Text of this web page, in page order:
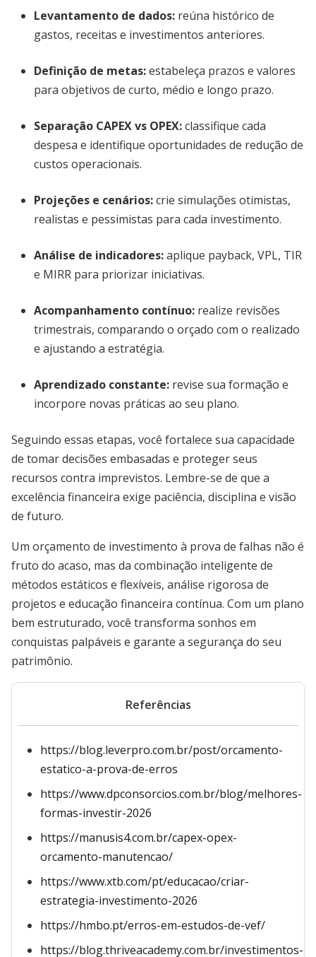
Levantamento de dados: reúna histórico de
gastos, receitas e investimentos anteriores.
Definição de metas:estabeleça prazos e valores
para objetivos de curto, médio e longo prazo.
Separação CAPEX vs OPEX:classifique cada
despesa e identifique oportunidades de redução de
custos operacionais.
Projeções e cenários:crie simulações otimistas,
realistas e pessimistas para cada investimento.
Análise de indicadores:aplique payback, VPL, TIR
e MIRR para priorizar iniciativas.
Acompanhamento contínuo: realize revisões
trimestrais, comparando o orçado com o realizado
e ajustando a estratégia.
Aprendizado constante: revise sua formação e
incorpore novas práticas ao seu plano.
Seguindo essas etapas, você fortalece sua capacidade
de tomar decisões embasadas e proteger seus
recursos contra imprevistos. Lembre-se de que a
excelência financeira exige paciência, disciplina e visão
de futuro.
Um orçamento de investimento à prova de falhas não é
fruto do acaso, mas da combinação inteligente de
métodos estáticos e flexíveis, análise rigorosa de
projetos e educação financeira contínua. Com um plano
bem estruturado, você transforma sonhos em
conquistas palpáveis e garante a segurança do seu
patrimônio.
Referências
https://blog.leverpro.com.br/post/orcamento-
estatico-a-prova-de-erros
https://www.dpconsorcios.com.br/blog/melhores-
formas-investir-2026
https://manusis4.com.br/capex-opex-
orcamento-manutencao/
https://www.xtb.com/pt/educacao/criar-
estrategia-investimento-2026
https://hmbo.pt/erros-em-estudos-de-vef/
https://blog.thriveacademy.com.br/investimentos-